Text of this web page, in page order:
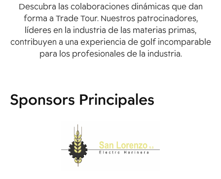
Descubra las colaboraciones dinámicas que dan
forma a Trade Tour. Nuestros patrocinadores,
líderes en la industria de las materias primas,
contribuyen a una experiencia de golf incomparable
para los profesionales de la industria.
Sponsors Principales